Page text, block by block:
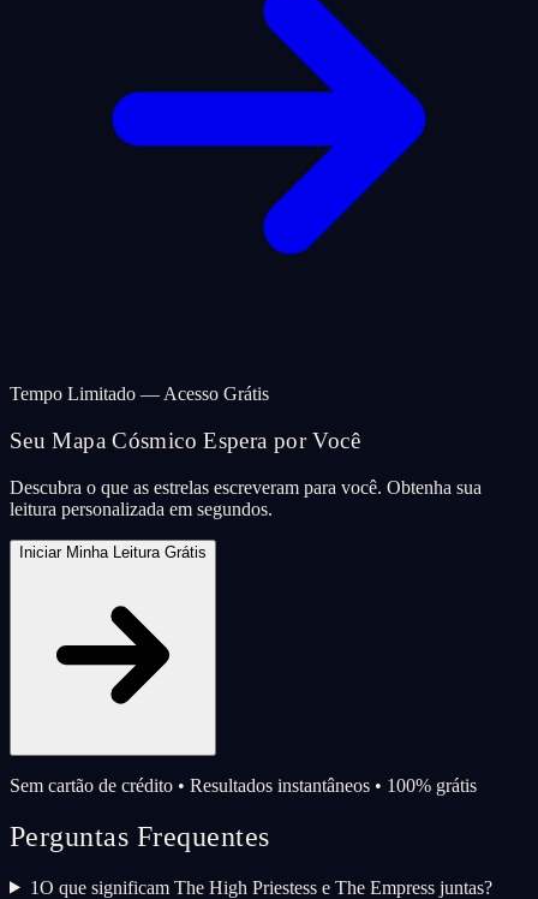
Tempo Limitado — Acesso Grátis
Seu Mapa Cósmico Espera por Você
Descubra o que as estrelas escreveram para você. Obtenha sua
leitura personalizada em segundos.
Iniciar Minha Leitura Grátis
Sem cartão de crédito • Resultados instantâneos • 100% grátis
Perguntas Frequentes
1O que significam The High Priestess e The Empress juntas?